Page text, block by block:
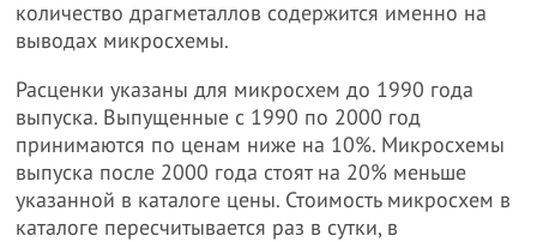
количество драгметаллов содержится именно на
выводах микросхемы.
Расценки указаны для микросхем до 1990 года
выпуска. Выпущенные с 1990 по 2000 год
принимаются по ценам ниже на 10%. Микросхемы
выпуска после 2000 года стоят на 20% меньше
указанной в каталоге цены. Стоимость микросхем в
каталоге пересчитывается раз в сутки, в